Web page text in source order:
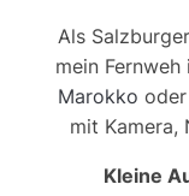
Als
mein
Marokko
mit Kamera,
Kleine